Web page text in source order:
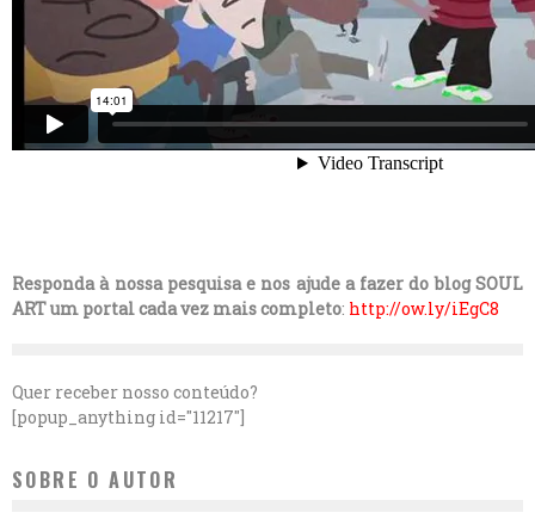
Responda à nossa pesquisa e nos ajude a fazer do blog SOUL
ART um portal cada vez mais completo: http://ow.ly/iEgC8
Quer receber nosso conteúdo?
[popup_anything id="11217"]
SOBRE O AUTOR